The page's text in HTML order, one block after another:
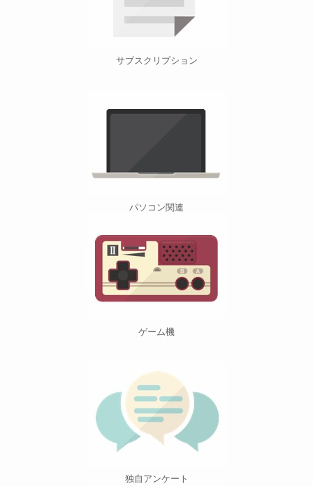
サブスクリプション
パソコン関連
ゲーム機
独自アンケート